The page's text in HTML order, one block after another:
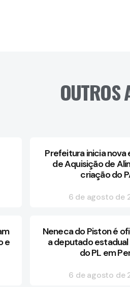
OUTROS
Prefeitura inicia
de Aquisição de
criação do
6 de agosto de
e
Neneca do Piston é
a deputado
do PL em
6 de agosto de